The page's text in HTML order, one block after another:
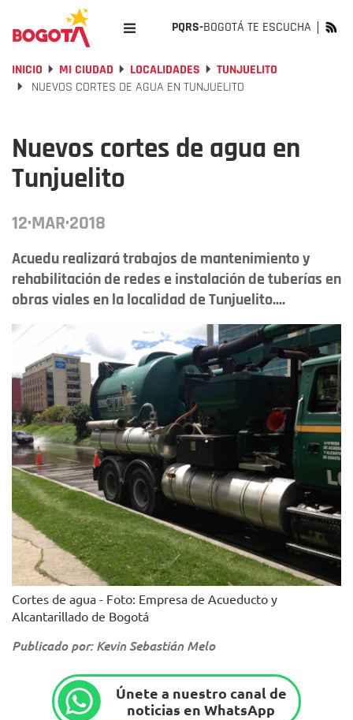
PQRS-BOGOTÁ TE ESCUCHA
INICIO MI CIUDAD LOCALIDADES
TUNJUELITO
NUEVOS CORTES DE AGUA EN TUNJUELITO
Nuevos cortes de agua en
Tunjuelito
12·MAR·2018
Acuedu realizará trabajos de mantenimiento y
rehabilitación de redes e instalación de tuberías en
obras viales en la localidad de Tunjuelito....
Cortes de agua - Foto: Empresa de Acueducto y
Alcantarillado de Bogotá
Publicado por: Kevin Sebastián Melo
Únete a nuestro canal de
noticias en WhatsApp